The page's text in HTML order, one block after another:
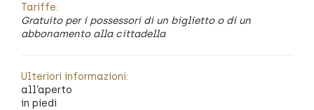
Tariffe:
Gratuito per i possessori di un biglietto o di un
abbonamento alla cittadella
Ulteriori informazioni:
all’aperto
in piedi